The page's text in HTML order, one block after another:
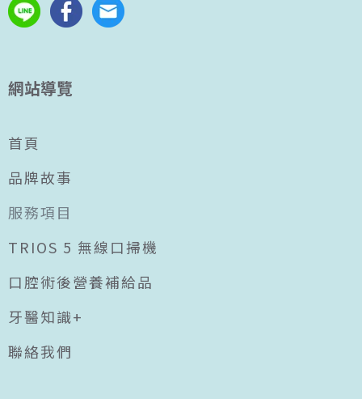
網站導覽
首頁
品牌故事
服務項目
TRIOS 5 無線口掃機
口腔術後營養補給品
牙醫知識+
聯絡我們